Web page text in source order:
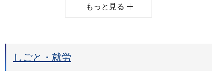
もっと見る
しごと・就労